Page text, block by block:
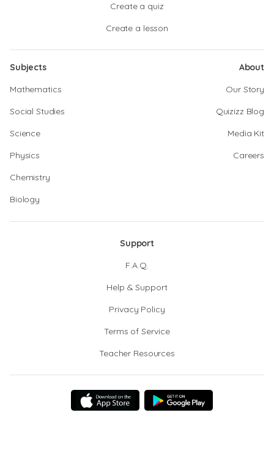
Create a quiz
Create a lesson
Subjects
Mathematics
Social Studies
Science
Physics
Chemistry
Biology
About
Our Story
Quizizz Blog
Media Kit
Careers
Support
F.A.Q.
Help & Support
Privacy Policy
Terms of Service
Teacher Resources